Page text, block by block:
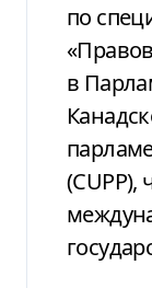
по
в
(CUPP),